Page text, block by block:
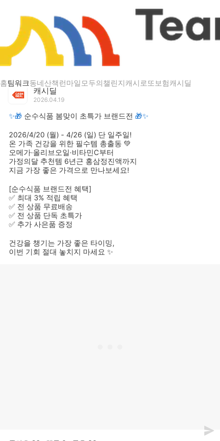
홈팀워크동네산책 런마일모두의챌린지캐시로또보험캐시딜
게시글 상세
✨🎁 순수식품 봄맞이 초특가 브랜드전 🎁✨
캐시딜
2026.04.19
✨🎁 순수식품 봄맞이 초특가 브랜드전 🎁✨
2026/4/20 (월) - 4/26 (일) 단 일주일!
온 가족 건강을 위한 필수템 총출동 💚
오메가·올리브오일·비타민C부터
가정의달 추천템 6년근 홍삼정진액까지
지금 가장 좋은 가격으로 만나보세요!
[순수식품 브랜드전 혜택]
✅ 최대 3% 적립 혜택
✅ 전 상품 무료배송
✅ 전 상품 단독 초특가
✅ 추가 사은품 증정
건강을 챙기는 가장 좋은 타이밍,
이번 기회 절대 놓치지 마세요 ✨